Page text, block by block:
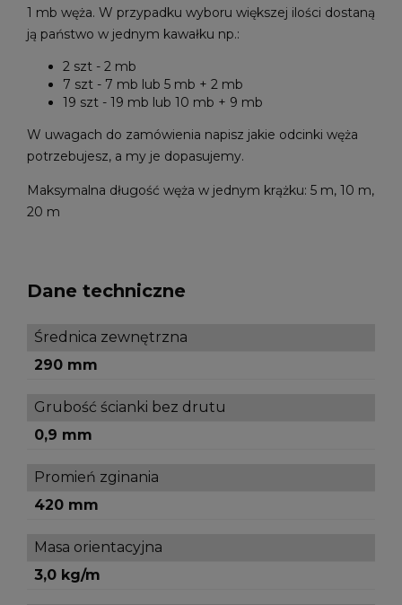
1 mb węża. W przypadku wyboru większej ilości dostaną
ją państwo w jednym kawałku np.:
2 szt - 2 mb
7 szt - 7 mb lub 5 mb + 2 mb
19 szt - 19 mb lub 10 mb + 9 mb
W uwagach do zamówienia napisz jakie odcinki węża
potrzebujesz, a my je dopasujemy.
Maksymalna długość węża w jednym krążku: 5 m, 10 m,
20 m
Dane techniczne
Średnica zewnętrzna
290 mm
Grubość ścianki bez drutu
0,9 mm
Promień zginania
420 mm
Masa orientacyjna
3,0 kg/m